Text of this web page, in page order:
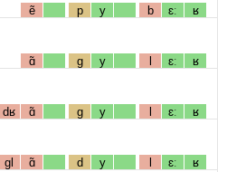
ẽ p y b ɛː ʁ
ɑ̃ g y l ɛː ʁ
dʁ ɑ̃ g y l ɛː ʁ
gl ɑ̃ d y l ɛː ʁ